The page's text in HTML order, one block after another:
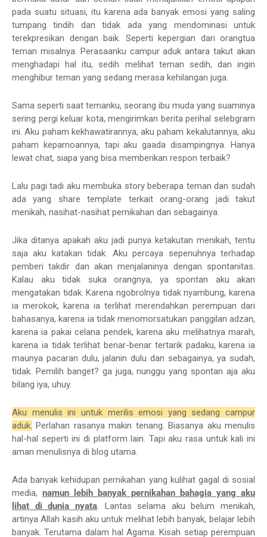
pada suatu situasi, itu karena ada banyak emosi yang saling
tumpang tindih dan tidak ada yang mendominasi untuk
terekpresikan dengan baik. Seperti kepergian dari orangtua
teman misalnya. Perasaanku campur aduk antara takut akan
menghadapi hal itu, sedih melihat teman sedih, dan ingin
menghibur teman yang sedang merasa kehilangan juga.
Sama seperti saat temanku, seorang ibu muda yang suaminya
sering pergi keluar kota, mengirimkan berita perihal selebgram
ini. Aku paham kekhawatirannya, aku paham kekalutannya, aku
paham keparnoannya, tapi aku gaada disampingnya. Hanya
lewat chat, siapa yang bisa memberikan respon terbaik?
Lalu pagi tadi aku membuka story beberapa teman dan sudah
ada yang share template terkait orang-orang jadi takut
menikah, nasihat-nasihat pernikahan dan sebagainya.
Jika ditanya apakah aku jadi punya ketakutan menikah, tentu
saja aku katakan tidak. Aku percaya sepenuhnya terhadap
pemberi takdir dan akan menjalaninya dengan spontanitas.
Kalau aku tidak suka orangnya, ya spontan aku akan
mengatakan tidak. Karena ngobrolnya tidak nyambung, karena
ia merokok, karena ia terlihat merendahkan perempuan dari
bahasanya, karena ia tidak menomorsatukan panggilan adzan,
karena ia pakai celana pendek, karena aku melihatnya marah,
karena ia tidak terlihat benar-benar tertarik padaku, karena ia
maunya pacaran dulu, jalanin dulu dan sebagainya, ya sudah,
tidak. Pemilih banget? ga juga, nunggu yang spontan aja aku
bilang iya, uhuy.
Aku menulis ini untuk merilis emosi yang sedang campur
aduk. Perlahan rasanya makin tenang. Biasanya aku menulis
hal-hal seperti ini di platform lain. Tapi aku rasa untuk kali ini
aman menulisnya di blog utama.
Ada banyak kehidupan pernikahan yang kulihat gagal di sosial
media, namun lebih banyak pernikahan bahagia yang aku
lihat di dunia nyata. Lantas selama aku belum menikah,
artinya Allah kasih aku untuk melihat lebih banyak, belajar lebih
banyak. Terutama dalam hal Agama. Kisah setiap perempuan